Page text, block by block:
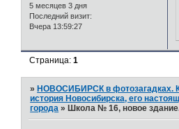
5 месяцев 3 дня
Последний визит:
Вчера 13:59:27
Страница:1
» НОВОСИБИРСК в фотозагадках.
история Новосибирска, его
города » Школа № 16, новое